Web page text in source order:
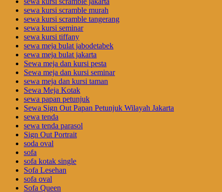
sewa kursi scramble murah
sewa kursi scramble tangerang
sewa kursi seminar
sewa kursi tiffany
sewa meja bulat jabodetabek
sewa meja bulat jakarta
Sewa meja dan kursi pesta
Sewa meja dan kursi seminar
sewa meja dan kursi taman
Sewa Meja Kotak
sewa papan petunjuk
Sewa Sign Out Papan Petunjuk Wilayah Jakarta
sewa tenda
sewa tenda parasol
Sign Out Portrait
soda oval
sofa
sofa kotak single
Sofa Lesehan
sofa oval
Sofa Queen